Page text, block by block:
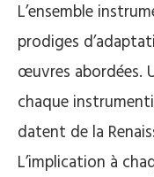
L’ensemble
prodiges
œuvres abordées.
chaque
datent de la
L’implication à